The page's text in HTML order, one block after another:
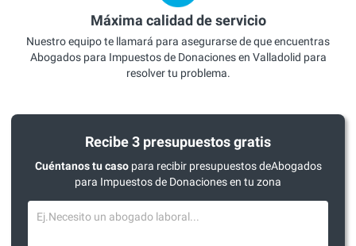
Máxima calidad de servicio
Nuestro equipo te llamará para asegurarse de que encuentras
Abogados para Impuestos de Donaciones en Valladolid para
resolver tu problema.
Recibe 3 presupuestos gratis
Cuéntanos tu casopara recibir presupuestos deAbogados
para Impuestos de Donaciones en tu zona